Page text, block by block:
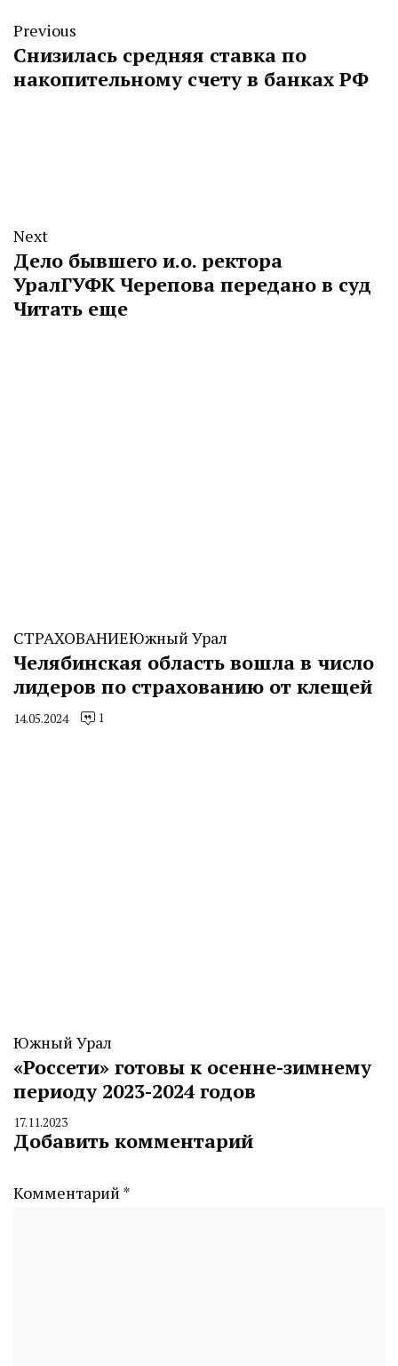
Previous
Снизилась средняя ставка по
накопительному счету в банках РФ
Next
Дело бывшего и.о. ректора
УралГУФК Черепова передано в суд
Читать еще
СТРАХОВАНИЕЮжный Урал
Челябинская область вошла в число
лидеров по страхованию от клещей
By
14.05.2024 1
Южный Урал
«Россети» готовы к осенне-зимнему
периоду 2023-2024 годов
By
CHELINDUSTRY
17.11.2023
Добавить комментарий
Комментарий *